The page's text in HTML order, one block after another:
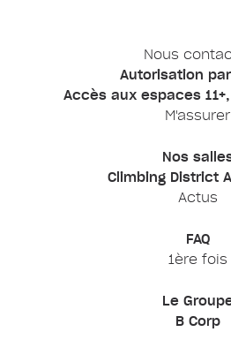
Nous
Autorisation
Accès aux espaces
M'assurer
Nos
Climbing District
Actus
FAQ
1ère fois
Le
B Corp